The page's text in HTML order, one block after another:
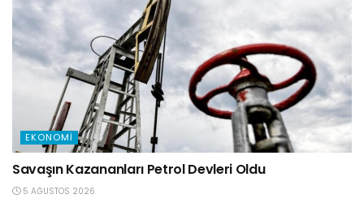
EKONOMI
Savaşın Kazananları Petrol Devleri Oldu
5 AĞUSTOS 2026